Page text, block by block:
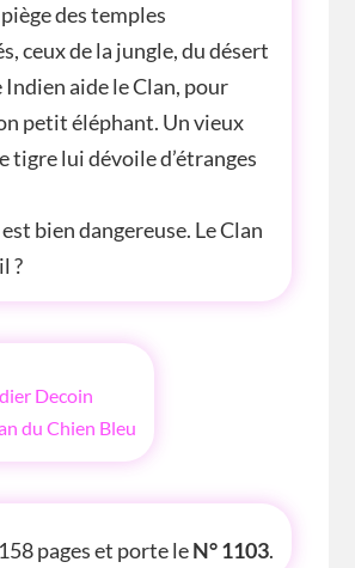
des temples
ceux de la jungle, du désert
aide le Clan, pour
petit éléphant. Un vieux
tigre lui dévoile d’étranges
bien dangereuse. Le Clan
?
Decoin
du Chien Bleu
pages et porte leN° 1103.